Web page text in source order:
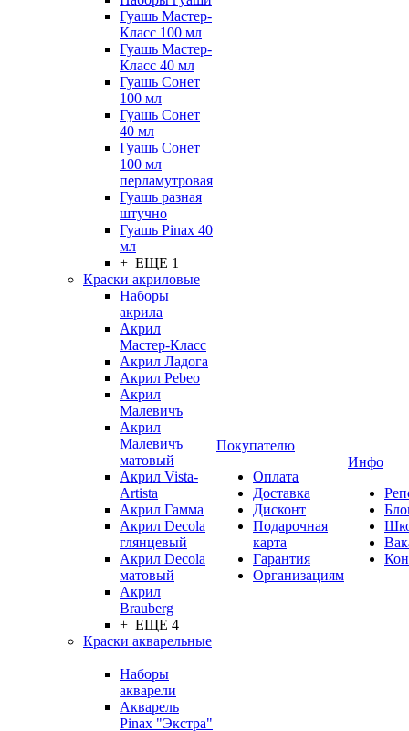
Гуашь Мастер-
Класс 100 мл
Гуашь Мастер-
Класс 40 мл
Гуашь Сонет
100 мл
Гуашь Сонет
40 мл
Гуашь Сонет
100 мл
перламутровая
Гуашь разная
штучно
Гуашь Pinax 40
мл
+ ЕЩЕ 1
Краски акриловые
Наборы
акрила
Акрил
Мастер-Класс
Акрил Ладога
Акрил Pebeo
Акрил
Малевичъ
Акрил
Малевичъ
матовый
Акрил Vista-
Artista
Акрил Гамма
Акрил Decola
глянцевый
Акрил Decola
матовый
Акрил
Brauberg
+ ЕЩЕ 4
Краски акварельные
Наборы
акварели
Акварель
Pinax "Экстра"
Покупателю
Оплата
Доставка
Дисконт
Подарочная
карта
Гарантия
Организациям
Инфо